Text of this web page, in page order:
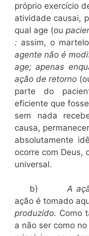
próprio exercício
atividade causai,
qual age (ou
: assim, o
agente não é
age; apenas
ação de retorno
parte do
eficiente que
sem nada
causa,
absolutamente
ocorre com Deus,
universal.
b) A
ação é tomado
produzido. Como
a não ser como no